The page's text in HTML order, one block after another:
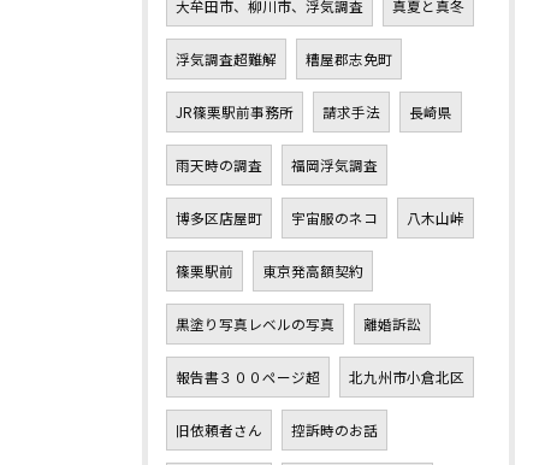
大牟田市、柳川市、浮気調査 真夏と真冬
浮気調査超難解 糟屋郡志免町
JR篠栗駅前事務所 請求手法 長崎県
雨天時の調査 福岡浮気調査
博多区店屋町 宇宙服のネコ 八木山峠
篠栗駅前 東京発高額契約
黒塗り写真レベルの写真 離婚訴訟
報告書３００ページ超 北九州市小倉北区
旧依頼者さん 控訴時のお話